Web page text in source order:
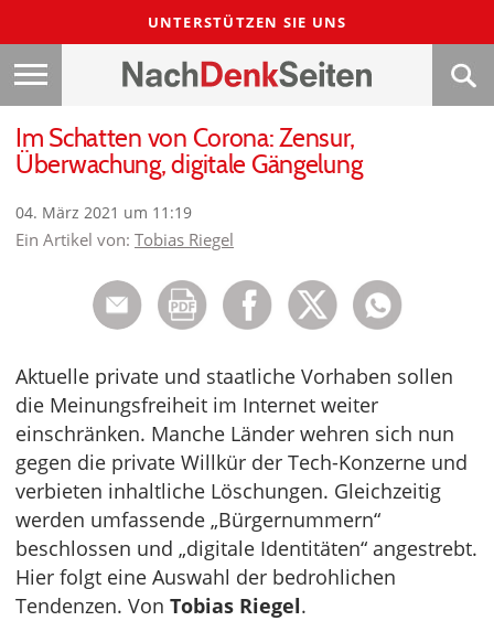
UNTERSTÜTZEN SIE UNS
Im Schatten von Corona: Zensur,
Überwachung, digitale Gängelung
04. März 2021 um 11:19
Ein Artikel von: Tobias Riegel
Aktuelle private und staatliche Vorhaben sollen
die Meinungsfreiheit im Internet weiter
einschränken. Manche Länder wehren sich nun
gegen die private Willkür der Tech-Konzerne und
verbieten inhaltliche Löschungen. Gleichzeitig
werden umfassende „Bürgernummern“
beschlossen und „digitale Identitäten“ angestrebt.
Hier folgt eine Auswahl der bedrohlichen
Tendenzen. Von Tobias Riegel.